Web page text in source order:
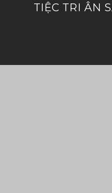
TIỆC TRI ÂN